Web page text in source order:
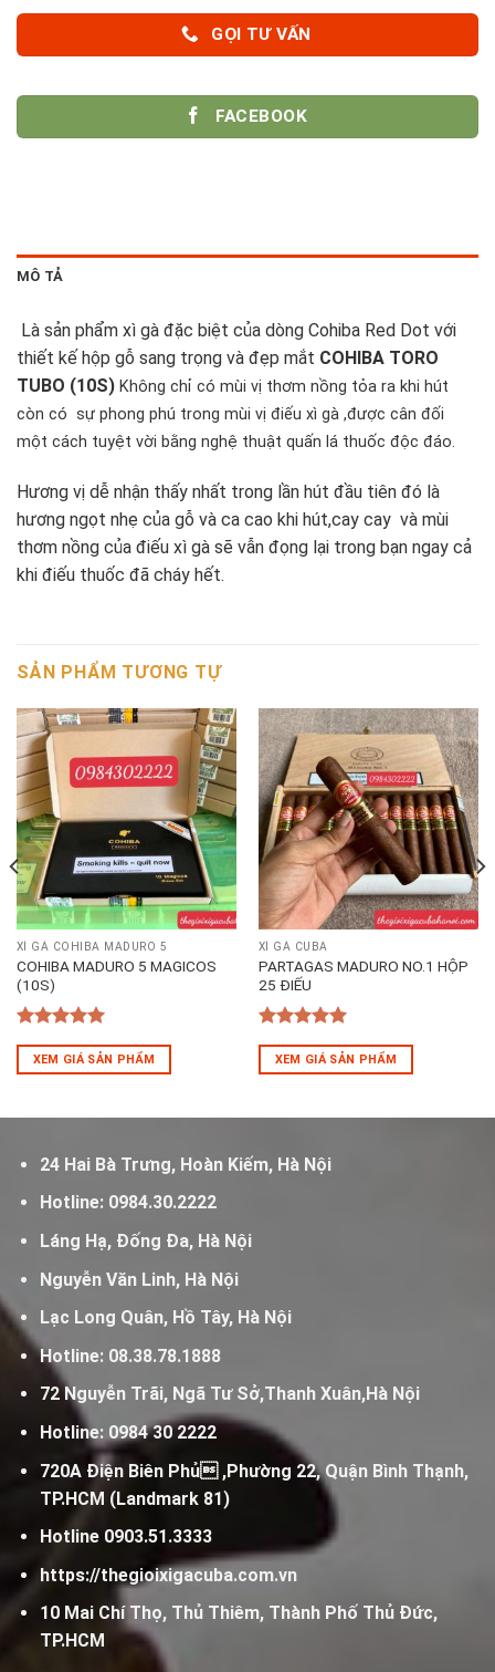
GỌI TƯ VẤN
FACEBOOK
MÔ TẢ
Là sản phẩm xì gà đặc biệt của dòng Cohiba Red Dot với
thiết kế hộp gỗ sang trọng và đẹp mắt COHIBA TORO
TUBO (10S) Không chỉ có mùi vị thơm nồng tỏa ra khi hút
còn có sự phong phú trong mùi vị điếu xì gà ,được cân đối
một cách tuyệt vời bằng nghệ thuật quấn lá thuốc độc đáo.
Hương vị dễ nhận thấy nhất trong lần hút đầu tiên đó là
hương ngọt nhẹ của gỗ và ca cao khi hút,cay cay và mùi
thơm nồng của điếu xì gà sẽ vẫn đọng lại trong bạn ngay cả
khi điếu thuốc đã cháy hết.
SẢN PHẨM TƯƠNG TỰ
XÌ GÀ COHIBA MADURO 5
COHIBA MADURO 5 MAGICOS
(10S)
5out of 5
XEM GIÁ SẢN PHẨM
XÌ GÀ CUBA
PARTAGAS MADURO NO.1 HỘP
25 ĐIẾU
5out of 5
XEM GIÁ SẢN PHẨM
24 Hai Bà Trưng, Hoàn Kiếm, Hà Nội
Hotline: 0984.30.2222
Láng Hạ, Đống Đa, Hà Nội
Nguyễn Văn Linh, Hà Nội
Lạc Long Quân, Hồ Tây, Hà Nội
Hotline: 08.38.78.1888
72 Nguyễn Trãi, Ngã Tư Sở,Thanh Xuân,Hà Nội
Hotline: 0984 30 2222
720A Điện Biên Phủ ,Phường 22, Quận Bình Thạnh,
TP.HCM (Landmark 81)
Hotline 0903.51.3333
https://thegioixigacuba.com.vn
10 Mai Chí Thọ, Thủ Thiêm, Thành Phố Thủ Đức,
TP.HCM